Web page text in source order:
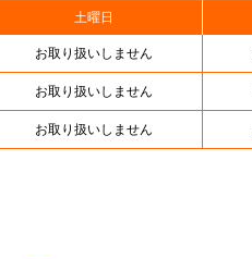
土曜日
お取り扱いしません
お取り扱いしません
お取り扱いしません